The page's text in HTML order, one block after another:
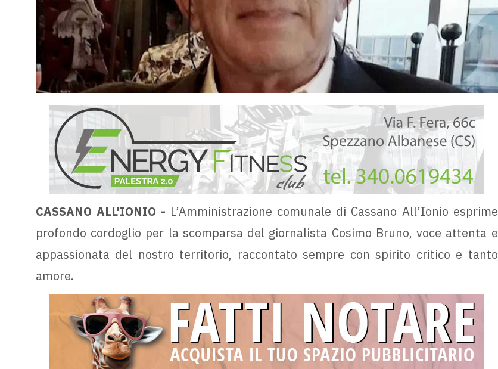
CASSANO ALL'IONIO - L’Amministrazione comunale di Cassano All’Ionio esprime
profondo cordoglio per la scomparsa del giornalista Cosimo Bruno, voce attenta e
appassionata del nostro territorio, raccontato sempre con spirito critico e tanto
amore.